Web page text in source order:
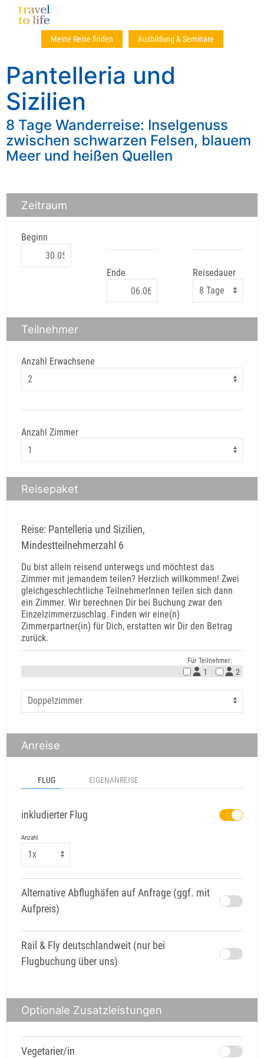
Meine Reise finden Ausbildung & Seminare
Pantelleria und
Sizilien
8 Tage Wanderreise: Inselgenuss
zwischen schwarzen Felsen, blauem
Meer und heißen Quellen
Zeitraum
Beginn
Ende Reisedauer
Teilnehmer
Anzahl Erwachsene
Anzahl Zimmer
Reisepaket
Reise: Pantelleria und Sizilien,
Mindestteilnehmerzahl 6
Du bist allein reisend unterwegs und möchtest das
Zimmer mit jemandem teilen? Herzlich willkommen! Zwei
gleichgeschlechtliche TeilnehmerInnen teilen sich dann
ein Zimmer. Wir berechnen Dir bei Buchung zwar den
Einzelzimmerzuschlag. Finden wir eine(n)
Zimmerpartner(in) für Dich, erstatten wir Dir den Betrag
zurück.
Für Teilnehmer:
1 2
Anreise
FLUG EIGENANREISE
inkludierter Flug
Anzahl
Alternative Abflughäfen auf Anfrage (ggf. mit
Aufpreis)
Rail & Fly deutschlandweit (nur bei
Flugbuchung über uns)
Optionale Zusatzleistungen
Vegetarier/in